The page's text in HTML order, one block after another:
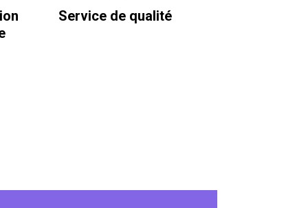
Service de qualité